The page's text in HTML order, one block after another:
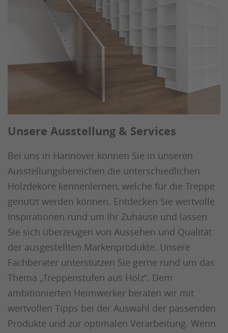
Unsere Ausstellung & Services
Bei uns in Hannover können Sie in unseren
Ausstellungsbereichen die unterschiedlichen
Holzdekore kennenlernen, welche für die Treppe
genutzt werden können. Entdecken Sie wertvolle
Inspirationen rund um Ihr Zuhause und lassen
Sie sich überzeugen von Aussehen und Qualität
der ausgestellten Markenprodukte. Unsere
Fachberater unterstützen Sie gerne rund um das
Thema „Treppenstufen aus Holz“. Dem
ambitionierten Heimwerker beraten wir mit
wertvollen Tipps bei der Auswahl der passenden
Produkte und zur optimalen Verarbeitung. Wenn